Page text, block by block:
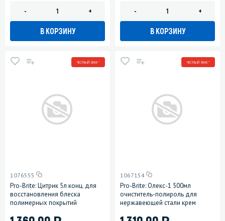
- +
В КОРЗИНУ
- +
В КОРЗИНУ
ЧЕСТНЫЙ ЗНАК *
1076555
Pro-Brite: Цитрик 5л конц. для
восстановления блеска
полимерных покрытий
ЧЕСТНЫЙ ЗНАК *
1067154
Pro-Brite: Олекс-1 500мл
очиститель-полироль для
нержавеющей стали крем